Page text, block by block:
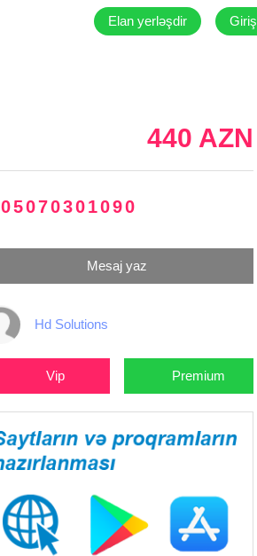
Elan yerləşdir Giriş
440 AZN
05070301090
Mesaj yaz
Hd Solutions
Vip Premium